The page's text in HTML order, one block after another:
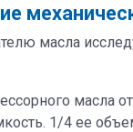
масла
масла
1/4 ее